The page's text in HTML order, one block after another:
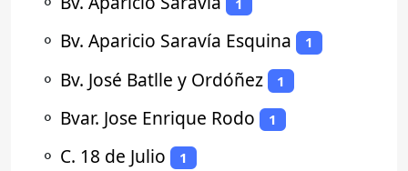
1
⚬ Bv. Aparicio Saravía Esquina 1
⚬ Bv. José Batlle y Ordóñez 1
⚬ Bvar. Jose Enrique Rodo 1
⚬ C. 18 de Julio 1